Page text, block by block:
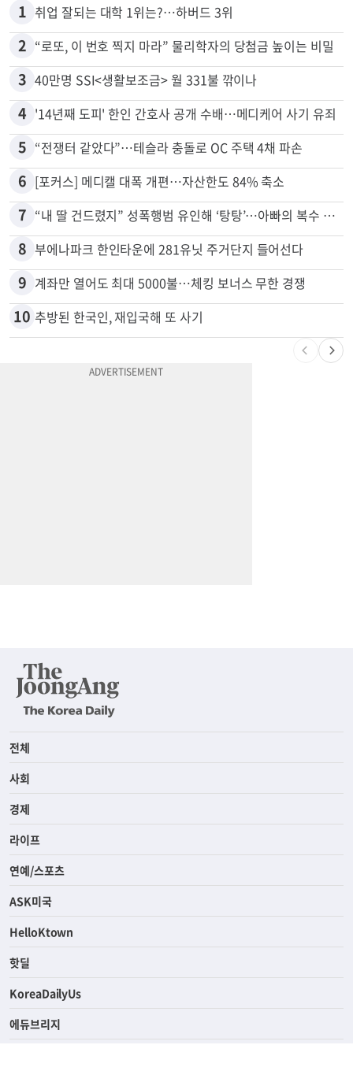
많이 본 뉴스
1 취업 잘되는 대학 1위는?…하버드 3위
2 “로또, 이 번호 찍지 마라” 물리학자의 당첨금 높이는 비밀
3 40만명 SSI<생활보조금> 월 331불 깎이나
4 '14년째 도피' 한인 간호사 공개 수배…메디케어 사기 유죄
5 “전쟁터 같았다”…테슬라 충돌로 OC 주택 4채 파손
6 [포커스] 메디캘 대폭 개편…자산한도 84% 축소
7
8 부에나파크 한인타운에 281유닛 주거단지 들어선다
9 계좌만 열어도 최대 5000불…체킹 보너스 무한 경쟁
전체
사회
경제
라이프
연예/스포츠
ASK미국
HelloKtown
핫딜
KoreaDailyUs